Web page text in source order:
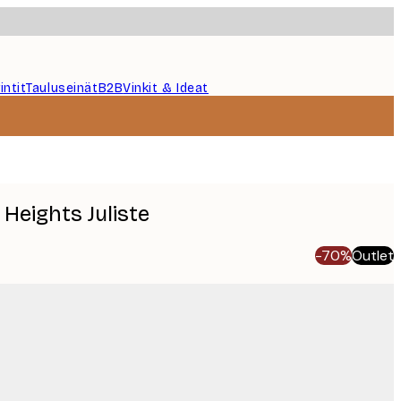
TauluseinätB2BVinkit & Ideat
Juliste
-70%Outlet